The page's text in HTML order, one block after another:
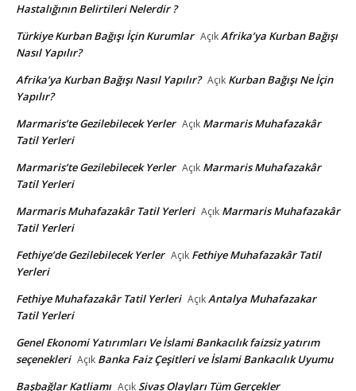
Hastalığının Belirtileri Nelerdir ?
Türkiye Kurban Bağışı İçin Kurumlar AçıkAfrika’ya Kurban Bağışı
Nasıl Yapılır?
Afrika’ya Kurban Bağışı Nasıl Yapılır? Açık Kurban Bağışı Ne İçin
Yapılır?
Marmaris’te Gezilebilecek Yerler Açık Marmaris Muhafazakâr
Tatil Yerleri
Marmaris’te Gezilebilecek Yerler Açık Marmaris Muhafazakâr
Tatil Yerleri
Marmaris Muhafazakâr Tatil Yerleri Açık Marmaris Muhafazakâr
Tatil Yerleri
Fethiye’de Gezilebilecek Yerler Açık Fethiye Muhafazakâr Tatil
Yerleri
Fethiye Muhafazakâr Tatil Yerleri AçıkAntalya Muhafazakar
Tatil Yerleri
Genel Ekonomi Yatırımları Ve İslami Bankacılık faizsiz yatırım
seçenekleri Açık Banka Faiz Çeşitleri ve İslami Bankacılık Uyumu
Başbağlar Katliamı AçıkSivas Olayları Tüm Gerçekler